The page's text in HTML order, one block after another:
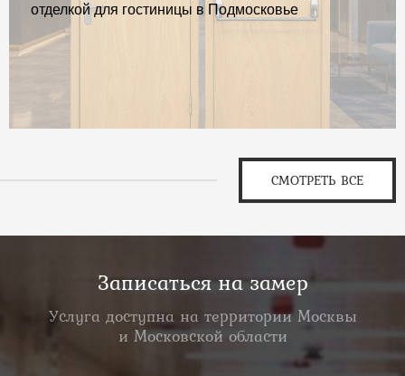
отделкой для гостиницы в Подмосковье
СМОТРЕТЬ ВСЕ
Записаться на замер
Услуга доступна на территории Москвы
и Московской области